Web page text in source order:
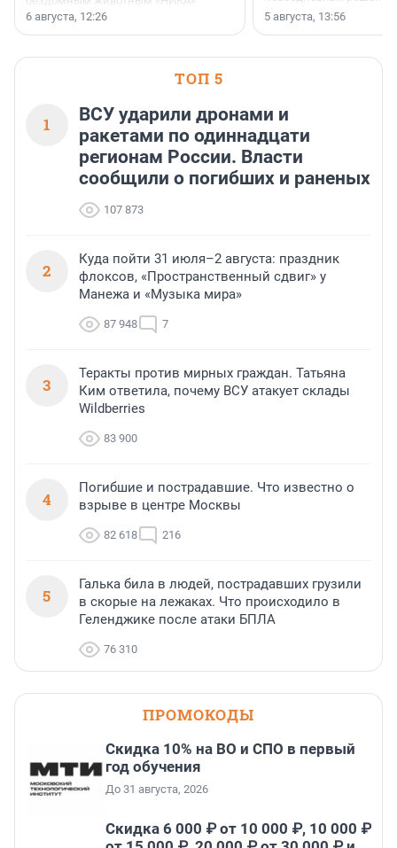
заключили соглашение о
6 августа, 12:26
5 августа, 13:56
ТОП 5
1
ВСУ ударили дронами и
ракетами по одиннадцати
регионам России. Власти
сообщили о погибших и раненых
107 873
2
Куда пойти 31 июля–2 августа: праздник
флоксов, «Пространственный сдвиг» у
Манежа и «Музыка мира»
87 948 7
3
Теракты против мирных граждан. Татьяна
Ким ответила, почему ВСУ атакует склады
Wildberries
83 900
4
Погибшие и пострадавшие. Что известно о
взрыве в центре Москвы
82 618 216
5
Галька била в людей, пострадавших грузили
в скорые на лежаках. Что происходило в
Геленджике после атаки БПЛА
76 310
ПРОМОКОДЫ
Скидка 10% на ВО и СПО в первый
год обучения
До 31 августа, 2026
Скидка 6 000 ₽ от 10 000 ₽, 10 000 ₽